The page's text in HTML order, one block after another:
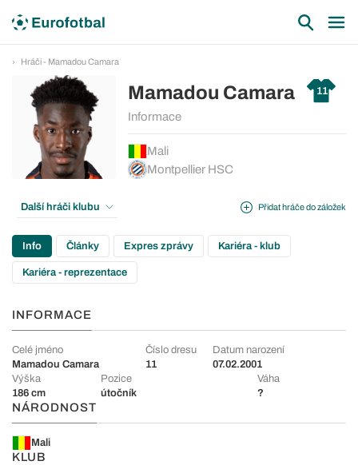
Hráči - Mamadou Camara
Mamadou Camara 11
Informace
Mali
Montpellier HSC
Přidat hráče do záložek
Další hráči klubu
Info Články Expres zprávy Kariéra - klub
Kariéra - reprezentace
INFORMACE
Celé jméno
Mamadou Camara
Číslo dresu
11
Datum narození
07.02.2001
Výška
186 cm
Pozice
útočník
Váha
?
NÁRODNOST
Mali
KLUB